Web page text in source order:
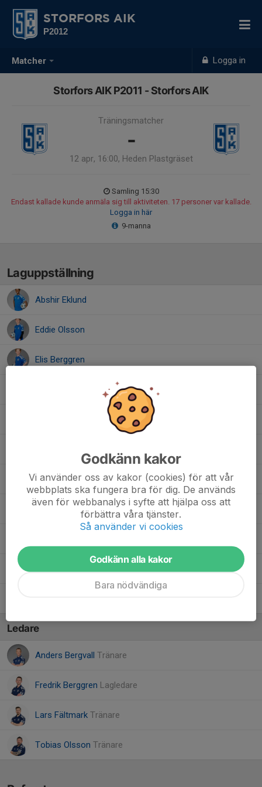
Matcher Logga in
STORFORS AIK
P2012
Storfors AIK P2011 - Storfors AIK
Träningsmatcher
-
12 apr, 16:00, Heden Plastgräset
Samling 15:30
Endast kallade kunde anmäla sig till aktiviteten. 17 personer var kallade.
Logga in här
9-manna
Laguppställning
Abshir Eklund
Eddie Olsson
Elis Berggren
Germain Mtambala
Herman Axerup Danell
Ivar Bergvall
Jakob Särestöniemi
Ledare
Anders Bergvall Tränare
Fredrik Berggren Lagledare
Lars Fältmark Tränare
Tobias Olsson Tränare
Godkänn kakor
Vi använder oss av kakor (cookies) för att vår
webbplats ska fungera bra för dig. De används
även för webbanalys i syfte att hjälpa oss att
förbättra våra tjänster.
Så använder vi cookies
Godkänn alla kakor
Bara nödvändiga